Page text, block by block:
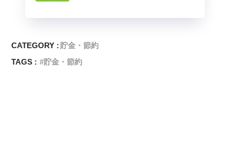
CATEGORY : 貯金・節約
TAGS :
貯金・節約